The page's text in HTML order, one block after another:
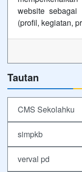
website sebagai
(profil, kegiatan,
Tautan
CMS Sekolahku
simpkb
verval pd